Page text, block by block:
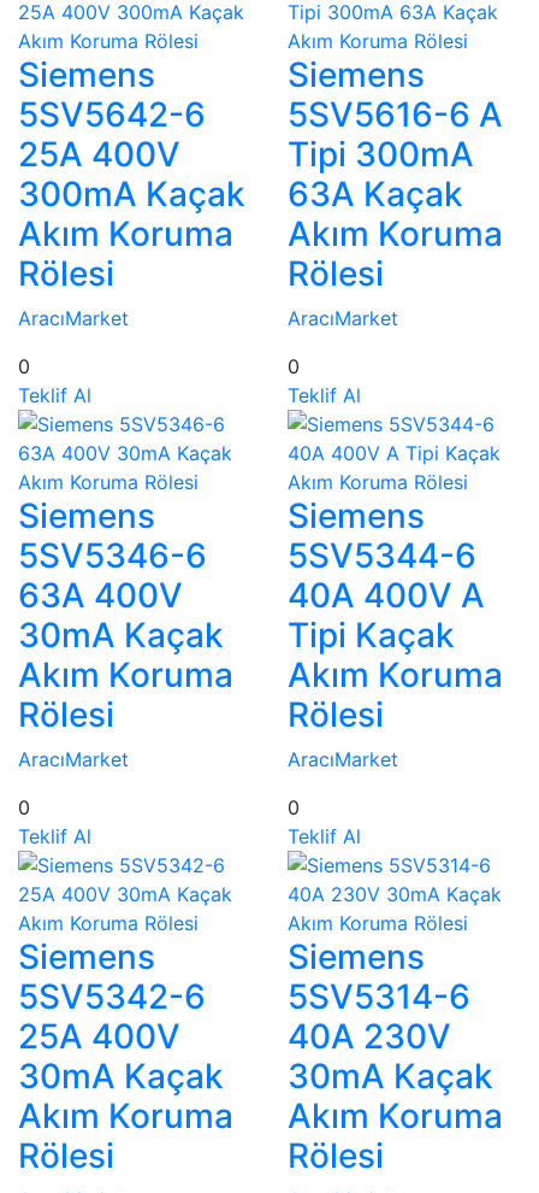
Siemens
5SV5642-6
25A 400V
300mA Kaçak
Akım Koruma
Rölesi
AracıMarket
0
Teklif Al
Siemens
5SV5616-6 A
Tipi 300mA
63A Kaçak
Akım Koruma
Rölesi
AracıMarket
0
Teklif Al
Siemens
5SV5346-6
63A 400V
30mA Kaçak
Akım Koruma
Rölesi
AracıMarket
0
Teklif Al
Siemens
5SV5344-6
40A 400V A
Tipi Kaçak
Akım Koruma
Rölesi
AracıMarket
0
Teklif Al
Siemens
5SV5342-6
25A 400V
30mA Kaçak
Akım Koruma
Rölesi
Siemens
5SV5314-6
40A 230V
30mA Kaçak
Akım Koruma
Rölesi